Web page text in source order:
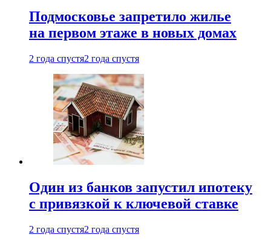
Подмосковье запретило жилье
на первом этаже в новых домах
2 года спустя2 года спустя
Один из банков запустил ипотеку
с привязкой к ключевой ставке
2 года спустя2 года спустя